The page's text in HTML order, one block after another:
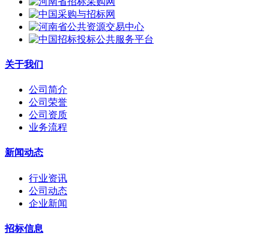
关于我们
公司简介
公司荣誉
公司资质
业务流程
新闻动态
行业资讯
公司动态
企业新闻
招标信息